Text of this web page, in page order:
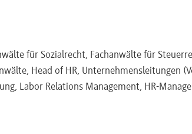
verfolgt werden?
Freistellungen
Regelungen
für Sozialrecht, Fachanwälte für
Head of HR, Unternehmensleitungen
Labor Relations Management, HR-